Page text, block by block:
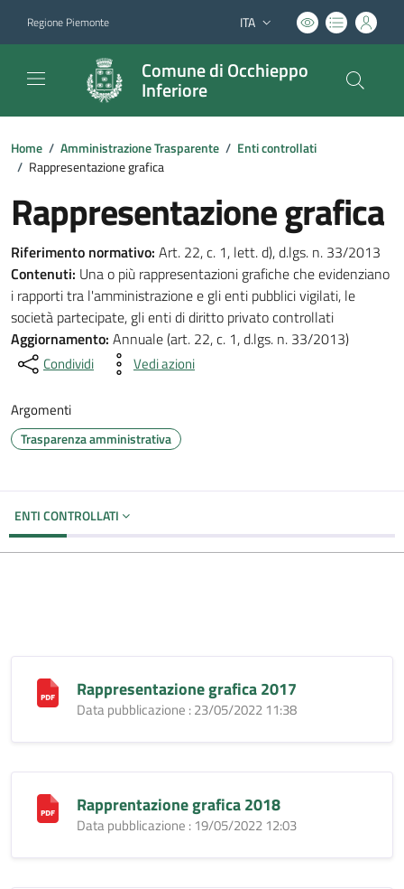
Regione Piemonte Lingua attiva:
ITA
Comune di Occhieppo
Inferiore
Home / Amministrazione Trasparente / Enti controllati
/ Rappresentazione grafica
Rappresentazione grafica
Riferimento normativo: Art. 22, c. 1, lett. d), d.lgs. n. 33/2013
Contenuti: Una o più rappresentazioni grafiche che evidenziano
i rapporti tra l'amministrazione e gli enti pubblici vigilati, le
società partecipate, gli enti di diritto privato controllati
Aggiornamento: Annuale (art. 22, c. 1, d.lgs. n. 33/2013)
Condividi Vedi azioni
Argomenti
Trasparenza amministrativa
ENTI CONTROLLATI
Rappresentazione grafica 2017
Data pubblicazione : 23/05/2022 11:38
Rapprentazione grafica 2018
Data pubblicazione : 19/05/2022 12:03